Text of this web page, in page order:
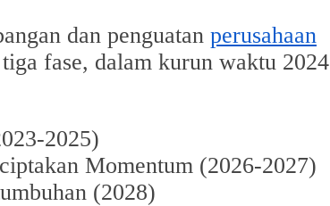
dan penguatan perusahaan
fase, dalam kurun waktu 2024
2025)
Momentum (2026-2027)
(2028)